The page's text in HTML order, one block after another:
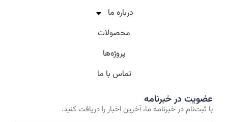
درباره‌ ما
محصولات
پروژه‌ها
تماس با ما
عضویت در خبرنامه
با ثبت‌نام در خبرنامه ما، آخرین اخبار را دریافت کنید.